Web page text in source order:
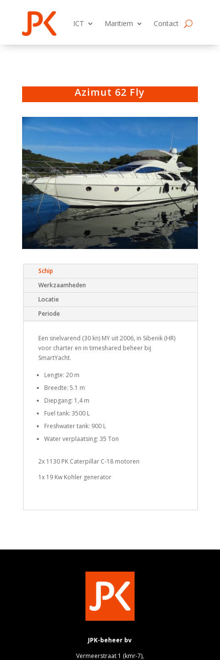
ICT Maritiem Contact
Azimut 62 Fly
Schip
Werkzaamheden
Locatie
Periode
Een snelvarend (30 kn) MY uit 2006, in Sibenik (HR)
voor charter en in timeshared beheer bij
SmartYacht.
Lengte: 20 m
Breedte: 5.1 m
Diepgang: 1,4 m
Fuel tank: 3500 L
Freshwater tank: 900 L
Water verplaatsing: 35 Ton
2x 1130 PK Caterpillar C-18 motoren
1x 19 Kw Kohler generator
JPK-beheer bv
Vermeerstraat 1 (kmr-7),